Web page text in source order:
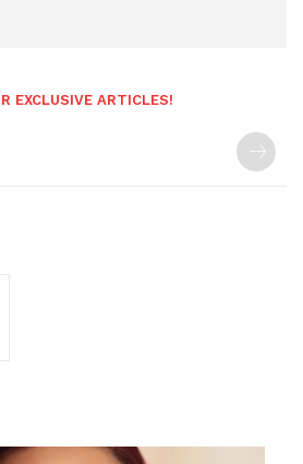
EXCLUSIVE ARTICLES!